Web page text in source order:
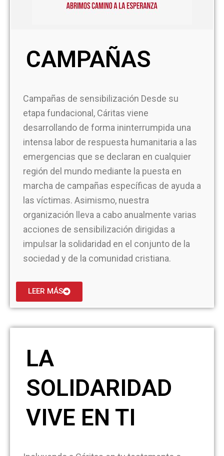
CAMPAÑAS
Campañas de sensibilización Desde su
etapa fundacional, Cáritas viene
desarrollando de forma ininterrumpida una
intensa labor de respuesta humanitaria a las
emergencias que se declaran en cualquier
región del mundo mediante la puesta en
marcha de campañas específicas de ayuda a
las víctimas. Asimismo, nuestra
organización lleva a cabo anualmente varias
acciones de sensibilización dirigidas a
impulsar la solidaridad en el conjunto de la
sociedad y de la comunidad cristiana.
LEER MÁS
LA
SOLIDARIDAD
VIVE EN TI